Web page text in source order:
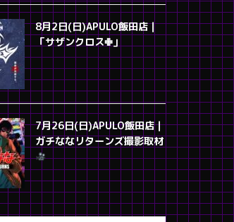
8月2日(日)APULO飯田店｜
「サザンクロス✙」
7月26日(日)APULO飯田店｜
ガチななリターンズ撮影取材